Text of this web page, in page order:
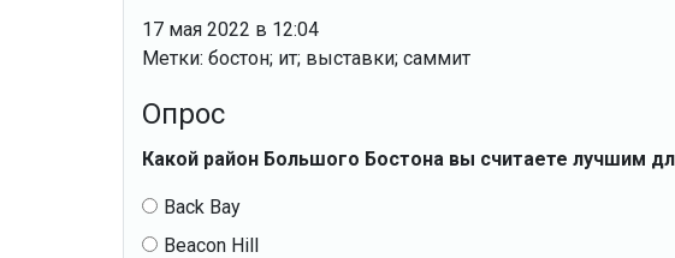
17 мая 2022 в 12:04
Метки: бостон; ит; выставки; саммит
Опрос
Какой район Большого Бостона вы считаете лучшим
Back Bay
Beacon Hill